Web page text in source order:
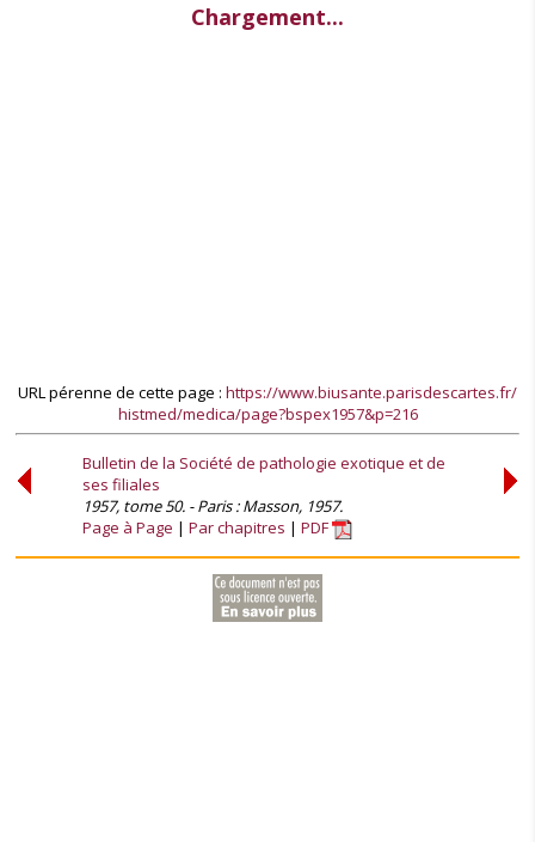
Chargement...
URL pérenne de cette page : https://www.biusante.parisdescartes.fr/
histmed/medica/page?bspex1957&p=216
Bulletin de la Société de pathologie exotique et de
ses filiales
1957, tome 50. - Paris : Masson, 1957.
Page à Page
Par chapitres PDF